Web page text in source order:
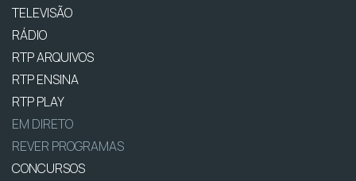
TELEVISÃO
RÁDIO
RTP ARQUIVOS
RTP ENSINA
RTP PLAY
EM DIRETO
REVER PROGRAMAS
CONCURSOS